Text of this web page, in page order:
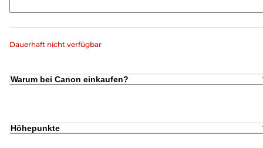
Dauerhaft nicht verfügbar
Warum bei Canon einkaufen?
Höhepunkte